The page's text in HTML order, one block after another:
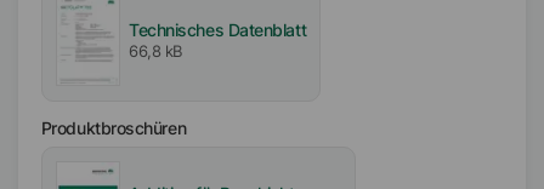
Frei von
APE-frei
Lösemittelfrei
Technisches Datenblatt
66,8 kB
Produktbroschüren